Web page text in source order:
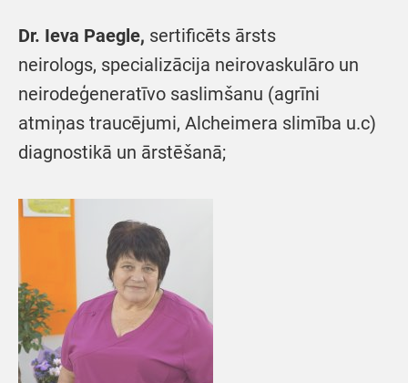
Dr. Ieva Paegle, sertificēts ārsts
neirologs, specializācija neirovaskulāro un
neirodeģeneratīvo saslimšanu (agrīni
atmiņas traucējumi, Alcheimera slimība u.c)
diagnostikā un ārstēšanā;